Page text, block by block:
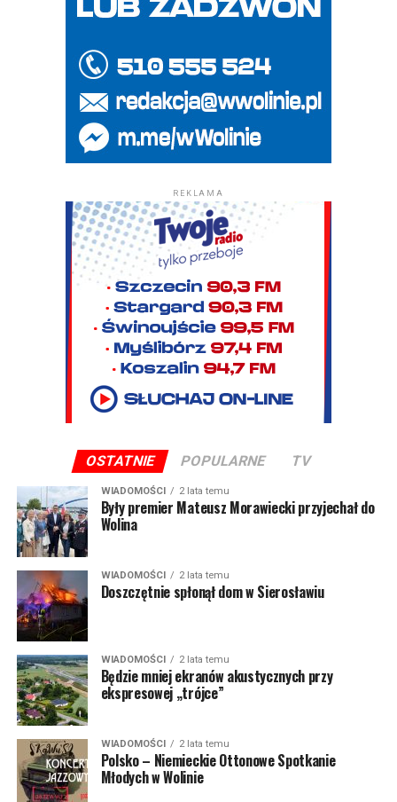
REKLAMA
OSTATNIE POPULARNE TV
WIADOMOŚCI 2 lata temu
Były premier Mateusz Morawiecki przyjechał do
Wolina
WIADOMOŚCI 2 lata temu
Doszczętnie spłonął dom w Sierosławiu
WIADOMOŚCI 2 lata temu
Będzie mniej ekranów akustycznych przy
ekspresowej „trójce”
WIADOMOŚCI 2 lata temu
Polsko – Niemieckie Ottonowe Spotkanie
Młodych w Wolinie